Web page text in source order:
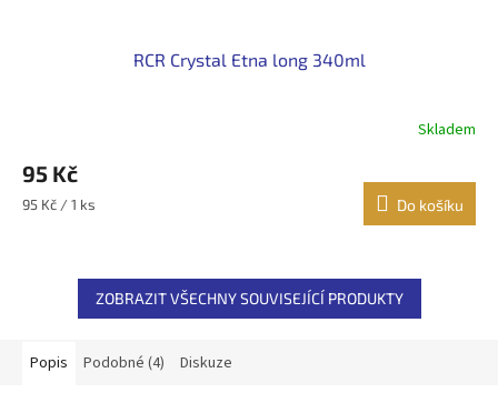
RCR Crystal Etna long 340ml
Skladem
95 Kč
Měrná
95 Kč / 1 ks Do košíku
ZOBRAZIT VŠECHNY SOUVISEJÍCÍ PRODUKTY
Popis Podobné (4) Diskuze